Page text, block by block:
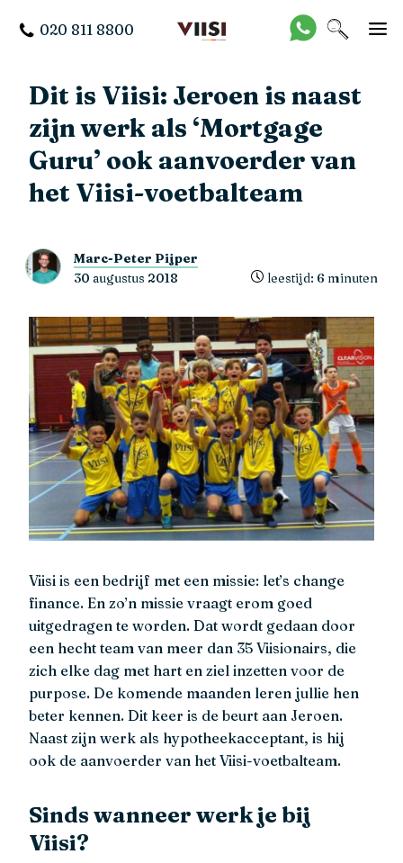
020 811 8800
Dit is Viisi: Jeroen is naast
zijn werk als ‘Mortgage
Guru’ ook aanvoerder van
het Viisi-voetbalteam
Marc-Peter Pijper
30 augustus 2018
leestijd: 6 minuten
Viisi is een bedrijf met een missie: let’s change
finance. En zo’n missie vraagt erom goed
uitgedragen te worden. Dat wordt gedaan door
een hecht team van meer dan 35 Viisionairs, die
zich elke dag met hart en ziel inzetten voor de
purpose. De komende maanden leren jullie hen
beter kennen. Dit keer is de beurt aan Jeroen.
Naast zijn werk als hypotheekacceptant, is hij
ook de aanvoerder van het Viisi-voetbalteam.
Sinds wanneer werk je bij
Viisi?